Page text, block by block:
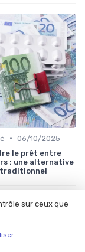
• 06/10/2025
le prêt entre
: une alternative
sur ceux que